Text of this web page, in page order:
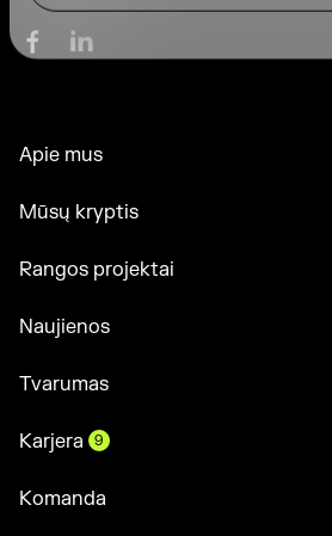
Apie mus
Mūsų kryptis
Rangos projektai
Naujienos
Tvarumas
Karjera 9
Komanda